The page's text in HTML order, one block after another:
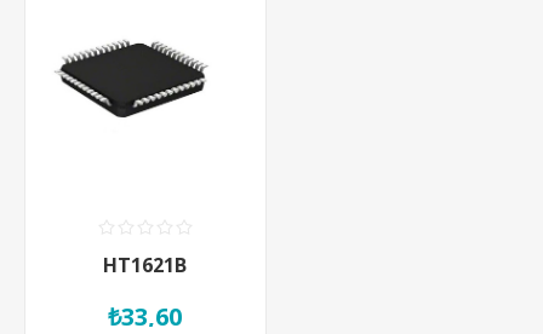
HT1621B
₺33,60